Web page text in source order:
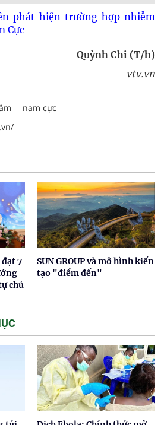
phát hiện trường hợp nhiễm
Cực
Quỳnh Chi (T/h)
vtv.vn
nam cực
7
chủ
SUN GROUP và mô hình kiến
tạo "điểm đến"